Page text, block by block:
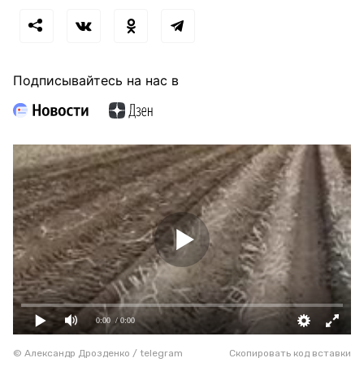
Подписывайтесь на нас в
0:00 / 0:00
Скопировать код вставки
© Александр Дрозденко / telegram